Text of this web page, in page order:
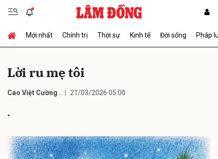
Mới nhất Chính trị Thời sự Kinh tế Đời sống Pháp
Lời ru mẹ tôi
Cao Việt Cường . 21/03/2026 05:00
.
Gửi bình luận
Hủy Gửi